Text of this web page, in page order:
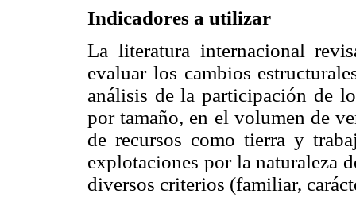
Indicadores a utilizar
La literatura internacional
evaluar los cambios
análisis de la participación de
por tamaño, en el volumen de
de recursos como tierra y
explotaciones por la naturaleza
diversos criterios (familiar,